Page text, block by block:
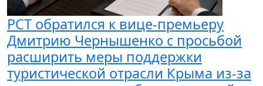
РСТ обратился к вице-премьеру
Дмитрию Чернышенко с просьбой
расширить меры поддержки
туристической отрасли Крыма из-за